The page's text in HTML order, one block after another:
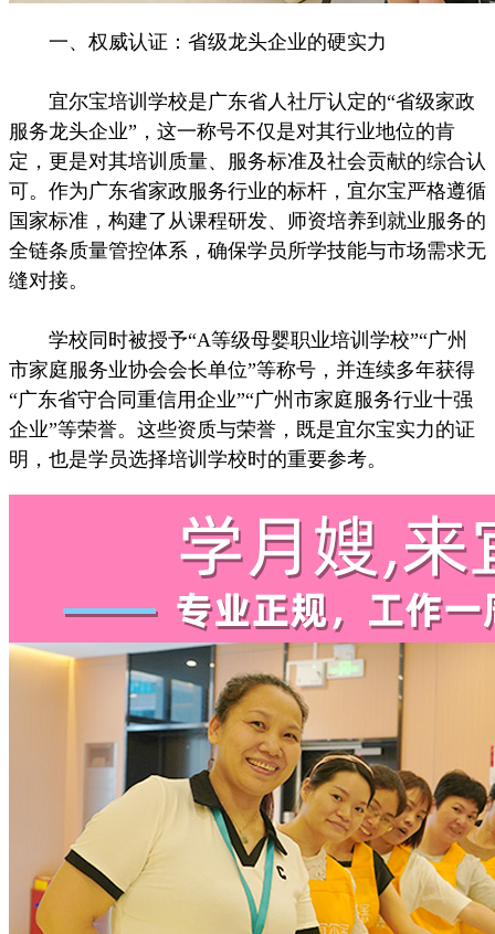
一、权威认证：省级龙头企业的硬实力
宜尔宝培训学校是广东省人社厅认定的“省级家政
服务龙头企业”，这一称号不仅是对其行业地位的肯
定，更是对其培训质量、服务标准及社会贡献的综合认
可。作为广东省家政服务行业的标杆，宜尔宝严格遵循
国家标准，构建了从课程研发、师资培养到就业服务的
全链条质量管控体系，确保学员所学技能与市场需求无
缝对接。
学校同时被授予“A等级母婴职业培训学校”“广州
市家庭服务业协会会长单位”等称号，并连续多年获得
“广东省守合同重信用企业”“广州市家庭服务行业十强
企业”等荣誉。这些资质与荣誉，既是宜尔宝实力的证
明，也是学员选择培训学校时的重要参考。